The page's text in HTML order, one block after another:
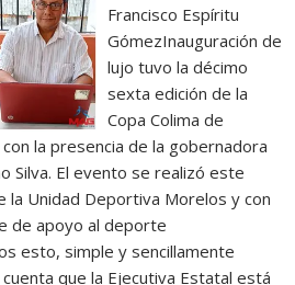
Francisco Espíritu
GómezInauguración de
lujo tuvo la décimo
sexta edición de la
Copa Colima de
la presencia de la gobernadora
Silva. El evento se realizó este
la Unidad Deportiva Morelos y con
de apoyo al deporte
esto, simple y sencillamente
que la Ejecutiva Estatal está